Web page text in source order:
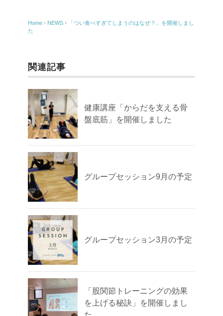
Home › NEWS ›
「つい食べすぎてしまうのはなぜ？」を開催しまし
た
関連記事
健康講座「からだを支える骨
盤底筋」を開催しました
グループセッション9月の予定
グループセッション3月の予定
「股関節トレーニングの効果
を上げる秘訣」を開催しまし